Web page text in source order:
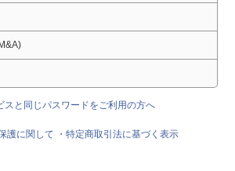
スと同じパスワードをご利用の方へ
護に関して
・特定商取引法に基づく表示